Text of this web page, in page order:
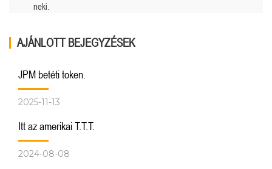
neki.
AJÁNLOTT BEJEGYZÉSEK
JPM betéti token.
2025-11-13
Itt az amerikai T.T.T.
2024-08-08